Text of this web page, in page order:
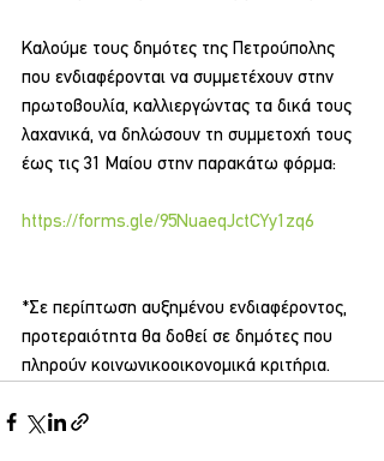
Καλούμε τους δημότες της Πετρούπολης
που ενδιαφέρονται να συμμετέχουν στην
πρωτοβουλία, καλλιεργώντας τα δικά τους
λαχανικά, να δηλώσουν τη συμμετοχή τους
έως τις 31 Μαίου στην παρακάτω φόρμα:
https://forms.gle/95NuaeqJctCYy1zq6
*Σε περίπτωση αυξημένου ενδιαφέροντος,
προτεραιότητα θα δοθεί σε δημότες που
πληρούν κοινωνικοοικονομικά κριτήρια.